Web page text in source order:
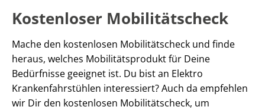
Kostenloser Mobilitätscheck
Mache den kostenlosen Mobilitätscheck und finde
heraus, welches Mobilitätsprodukt für Deine
Bedürfnisse geeignet ist. Du bist an Elektro
Krankenfahrstühlen interessiert? Auch da empfehlen
wir Dir den kostenlosen Mobilitätscheck, um